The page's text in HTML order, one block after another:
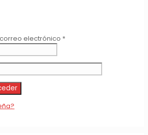
electrónico *Obligatorio